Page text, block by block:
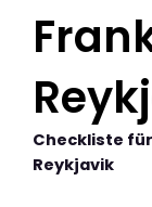
Checkliste
Reykjavik